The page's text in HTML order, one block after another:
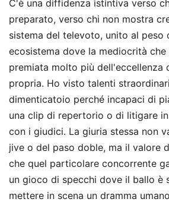
C'è una diffidenza istintiva verso
preparato, verso chi non mostra
sistema del televoto, unito al peso
ecosistema dove la mediocrità che
premiata molto più dell'eccellenza
propria. Ho visto talenti
dimenticatoio perché incapaci di
una clip di repertorio o di litigare
con i giudici. La giuria stessa non
jive o del paso doble, ma il valore
che quel particolare concorrente
un gioco di specchi dove il ballo è
mettere in scena un dramma